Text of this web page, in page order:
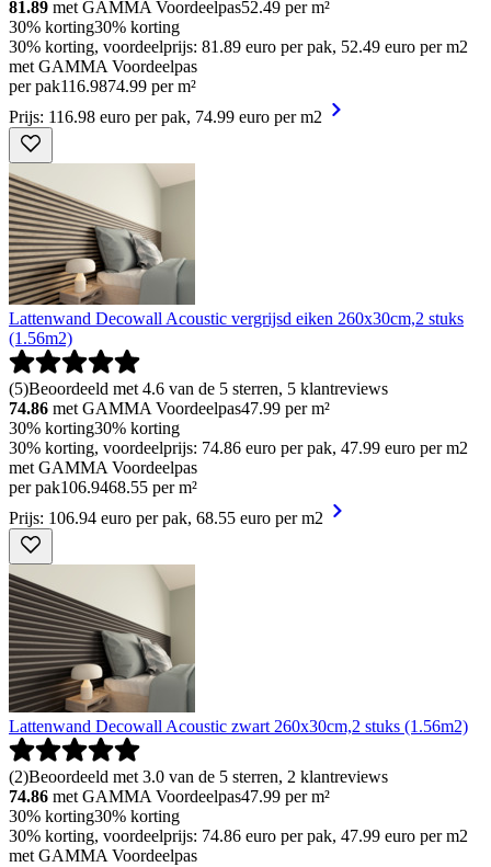
81.89 met GAMMA Voordeelpas52.49 per m²
30% korting30% korting
30% korting, voordeelprijs: 81.89 euro per pak, 52.49 euro per m2
met GAMMA Voordeelpas
per pak116.9874.99 per m²
Prijs: 116.98 euro per pak, 74.99 euro per m2
Lattenwand Decowall Acoustic vergrijsd eiken 260x30cm,2 stuks
(1.56m2)
(5)Beoordeeld met 4.6 van de 5 sterren, 5 klantreviews
74.86 met GAMMA Voordeelpas47.99 per m²
30% korting30% korting
30% korting, voordeelprijs: 74.86 euro per pak, 47.99 euro per m2
met GAMMA Voordeelpas
per pak106.9468.55 per m²
Prijs: 106.94 euro per pak, 68.55 euro per m2
Lattenwand Decowall Acoustic zwart 260x30cm,2 stuks (1.56m2)
(2)Beoordeeld met 3.0 van de 5 sterren, 2 klantreviews
74.86 met GAMMA Voordeelpas47.99 per m²
30% korting30% korting
30% korting, voordeelprijs: 74.86 euro per pak, 47.99 euro per m2
met GAMMA Voordeelpas